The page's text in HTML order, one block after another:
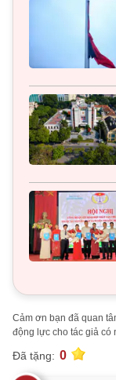
Cảm ơn bạn đã quan
động lực cho tác giả có
Đã tặng: 0